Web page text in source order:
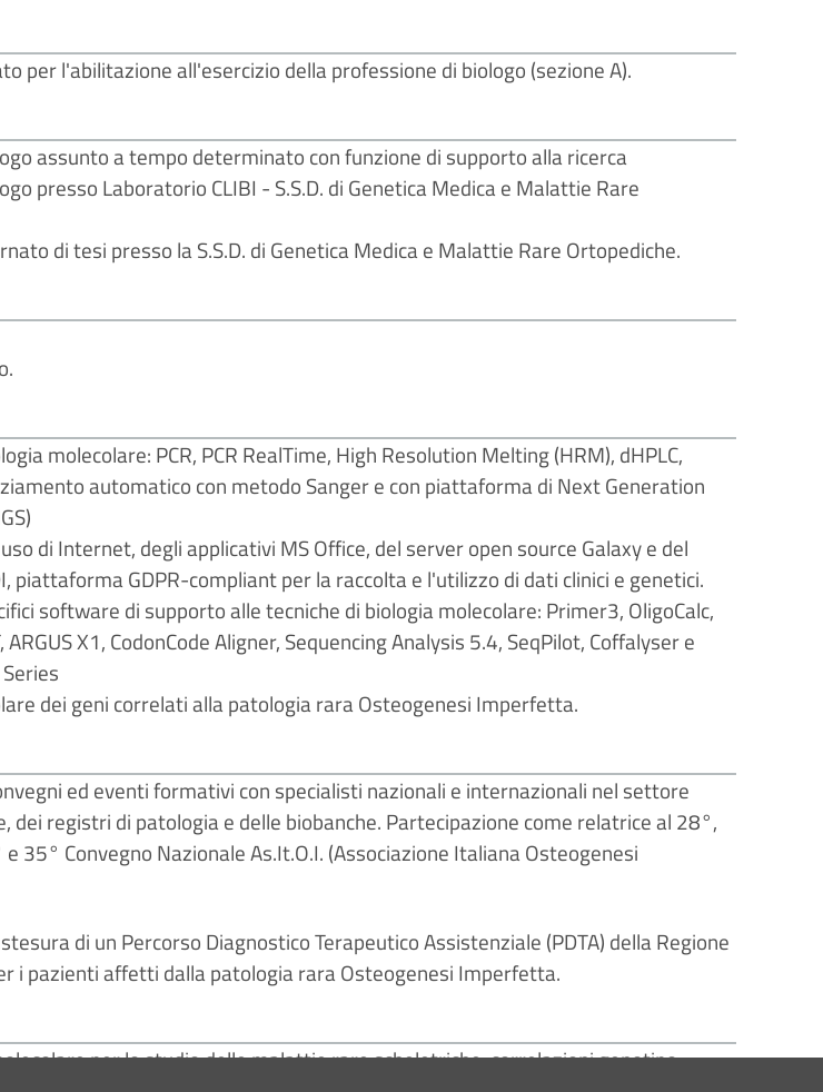
per l'abilitazione all'esercizio della professione di biologo (sezione A).
assunto a tempo determinato con funzione di supporto alla ricerca
presso Laboratorio CLIBI - S.S.D. di Genetica Medica e Malattie Rare
di tesi presso la S.S.D. di Genetica Medica e Malattie Rare Ortopediche.
molecolare: PCR, PCR RealTime, High Resolution Melting (HRM), dHPLC,
automatico con metodo Sanger e con piattaforma di Next Generation
di Internet, degli applicativi MS Office, del server open source Galaxy e del
piattaforma GDPR-compliant per la raccolta e l'utilizzo di dati clinici e genetici.
software di supporto alle tecniche di biologia molecolare: Primer3, OligoCalc,
X1, CodonCode Aligner, Sequencing Analysis 5.4, SeqPilot, Coffalyser e
dei geni correlati alla patologia rara Osteogenesi Imperfetta.
ed eventi formativi con specialisti nazionali e internazionali nel settore
dei registri di patologia e delle biobanche. Partecipazione come relatrice al 28°,
35° Convegno Nazionale As.It.O.I. (Associazione Italiana Osteogenesi
di un Percorso Diagnostico Terapeutico Assistenziale (PDTA) della Regione
i pazienti affetti dalla patologia rara Osteogenesi Imperfetta.
per lo studio delle malattie rare scheletriche, correlazioni genotipo-